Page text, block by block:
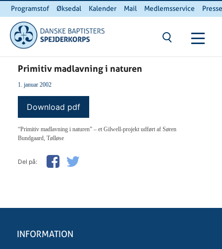
Programstof Øksedal Kalender Mail Medlemsservice
INTERNnet
Du er her:
Primitiv madlavning i naturen
1. januar 2002
Download pdf
“Primitiv madlavning i naturen” – et Gilwell-projekt udført af Søren
Bundgaard, Tølløse
Del på:
INFORMATION